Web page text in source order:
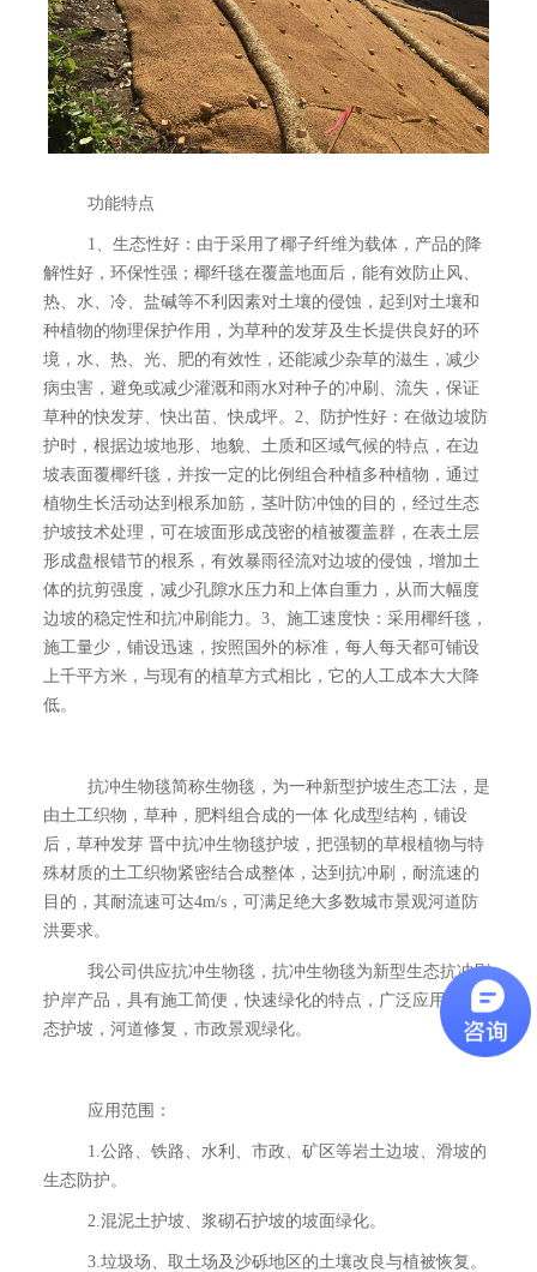
功能特点
1、生态性好：由于采用了椰子纤维为载体，产品的降
解性好，环保性强；椰纤毯在覆盖地面后，能有效防止风、
热、水、冷、盐碱等不利因素对土壤的侵蚀，起到对土壤和
种植物的物理保护作用，为草种的发芽及生长提供良好的环
境，水、热、光、肥的有效性，还能减少杂草的滋生，减少
病虫害，避免或减少灌溉和雨水对种子的冲刷、流失，保证
草种的快发芽、快出苗、快成坪。2、防护性好：在做边坡防
护时，根据边坡地形、地貌、土质和区域气候的特点，在边
坡表面覆椰纤毯，并按一定的比例组合种植多种植物，通过
植物生长活动达到根系加筋，茎叶防冲蚀的目的，经过生态
护坡技术处理，可在坡面形成茂密的植被覆盖群，在表土层
形成盘根错节的根系，有效暴雨径流对边坡的侵蚀，增加土
体的抗剪强度，减少孔隙水压力和上体自重力，从而大幅度
边坡的稳定性和抗冲刷能力。3、施工速度快：采用椰纤毯，
施工量少，铺设迅速，按照国外的标准，每人每天都可铺设
上千平方米，与现有的植草方式相比，它的人工成本大大降
低。
抗冲生物毯简称生物毯，为一种新型护坡生态工法，是
由土工织物，草种，肥料组合成的一体 化成型结构，铺设
后，草种发芽 晋中抗冲生物毯护坡，把强韧的草根植物与特
殊材质的土工织物紧密结合成整体，达到抗冲刷，耐流速的
目的，其耐流速可达4m/s，可满足绝大多数城市景观河道防
洪要求。
我公司供应抗冲生物毯，抗冲生物毯为新型生态抗冲刷
护岸产品，具有施工简便，快速绿化的特点，广泛应用于生
态护坡，河道修复，市政景观绿化。
应用范围：
1.公路、铁路、水利、市政、矿区等岩土边坡、滑坡的
生态防护。
2.混泥土护坡、浆砌石护坡的坡面绿化。
3.垃圾场、取土场及沙砾地区的土壤改良与植被恢复。